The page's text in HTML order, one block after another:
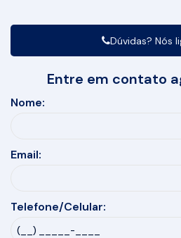
Dúvidas? Nós
Entre em contato
Nome:
Email:
Telefone/Celular: